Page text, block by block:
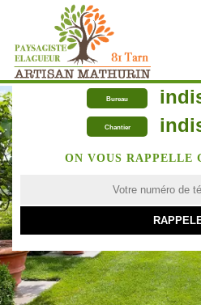
Bureau
Chantier
ON VOUS RAPPELLE